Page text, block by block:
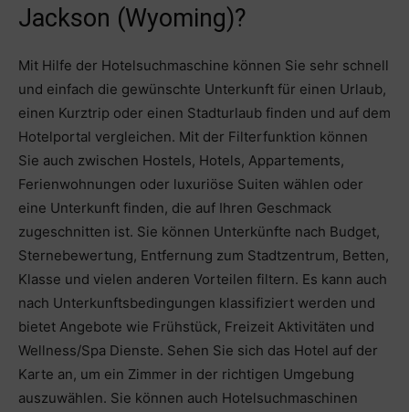
Jackson (Wyoming)?
Mit Hilfe der Hotelsuchmaschine können Sie sehr schnell
und einfach die gewünschte Unterkunft für einen Urlaub,
einen Kurztrip oder einen Stadturlaub finden und auf dem
Hotelportal vergleichen. Mit der Filterfunktion können
Sie auch zwischen Hostels, Hotels, Appartements,
Ferienwohnungen oder luxuriöse Suiten wählen oder
eine Unterkunft finden, die auf Ihren Geschmack
zugeschnitten ist. Sie können Unterkünfte nach Budget,
Sternebewertung, Entfernung zum Stadtzentrum, Betten,
Klasse und vielen anderen Vorteilen filtern. Es kann auch
nach Unterkunftsbedingungen klassifiziert werden und
bietet Angebote wie Frühstück, Freizeit Aktivitäten und
Wellness/Spa Dienste. Sehen Sie sich das Hotel auf der
Karte an, um ein Zimmer in der richtigen Umgebung
auszuwählen. Sie können auch Hotelsuchmaschinen